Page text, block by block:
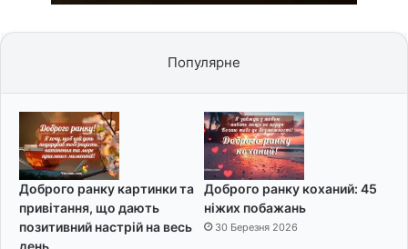
Популярне
Доброго ранку картинки та
привітання, що дають
позитивний настрій на весь
Доброго ранку коханий: 45
ніжих побажань
30 Березня 2026